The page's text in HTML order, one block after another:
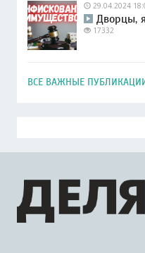
29.04.2024
Дворцы,
17332
ВСЕ ВАЖНЫЕ